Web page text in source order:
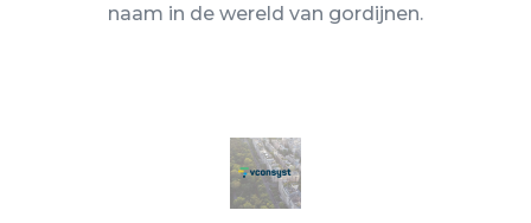
naam in de wereld van gordijnen.